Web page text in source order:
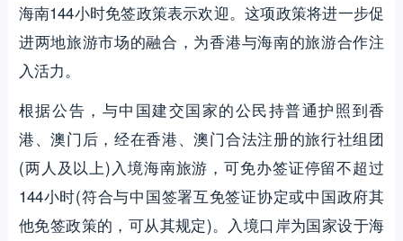
海南144小时免签政策表示欢迎。这项政策将进一步促
进两地旅游市场的融合，为香港与海南的旅游合作注
入活力。
根据公告，与中国建交国家的公民持普通护照到香
港、澳门后，经在香港、澳门合法注册的旅行社组团
(两人及以上)入境海南旅游，可免办签证停留不超过
144小时(符合与中国签署互免签证协定或中国政府其
他免签政策的，可从其规定)。入境口岸为国家设于海